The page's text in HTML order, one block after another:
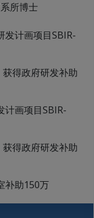
所博士
发计画项目SBIR-
得政府研发补助
计画项目SBIR-
得政府研发补助
补助150万